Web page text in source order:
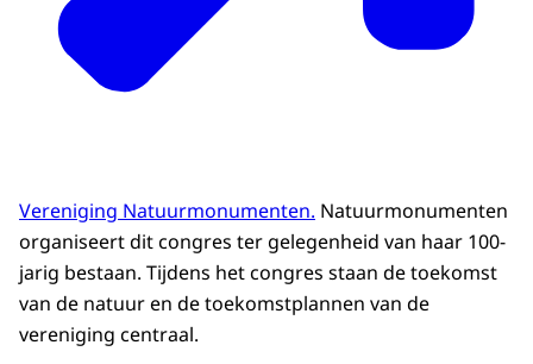
Vereniging Natuurmonumenten. Natuurmonumenten
organiseert dit congres ter gelegenheid van haar 100-
jarig bestaan. Tijdens het congres staan de toekomst
van de natuur en de toekomstplannen van de
vereniging centraal.